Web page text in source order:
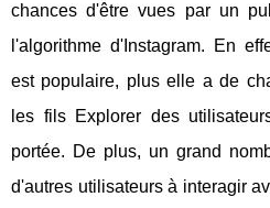
chances d'être vues par un
l'algorithme d'Instagram. En
est populaire, plus elle a de
les fils Explorer des
portée. De plus, un grand
d'autres utilisateurs à interagir